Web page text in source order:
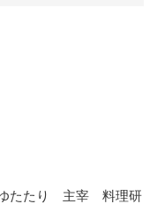
ゆたたり 主宰 料理研